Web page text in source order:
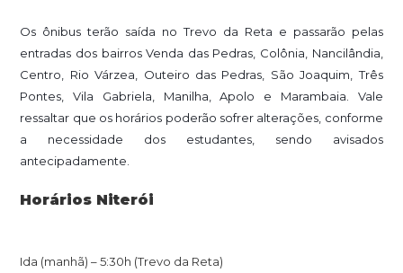
Os ônibus terão saída no Trevo da Reta e passarão pelas
entradas dos bairros Venda das Pedras, Colônia, Nancilândia,
Centro, Rio Várzea, Outeiro das Pedras, São Joaquim, Três
Pontes, Vila Gabriela, Manilha, Apolo e Marambaia. Vale
ressaltar que os horários poderão sofrer alterações, conforme
a necessidade dos estudantes, sendo avisados
antecipadamente.
Horários Niterói
Ida (manhã) – 5:30h (Trevo da Reta)